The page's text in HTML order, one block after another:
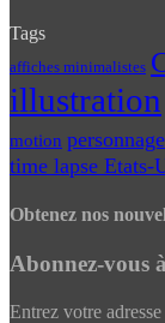
Tags
affiches minimalistes
illustration
motion
time lapse Etats-
Obtenez nos
Abonnez-vous
Entrez votre